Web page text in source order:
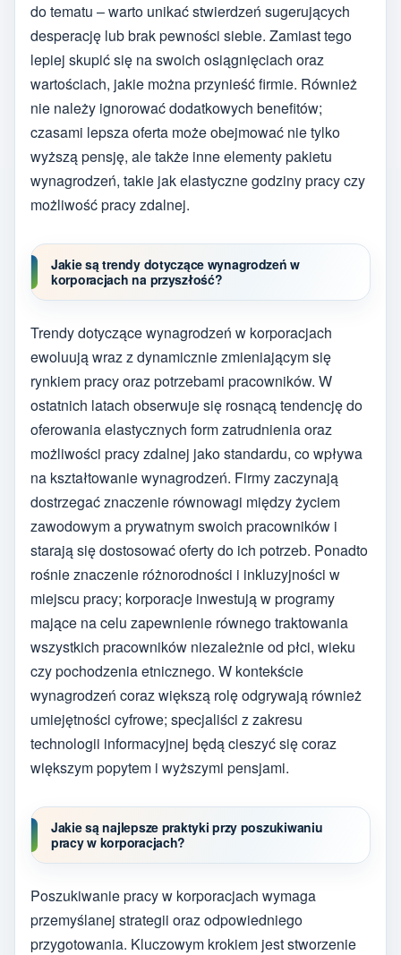
do tematu – warto unikać stwierdzeń sugerujących
desperację lub brak pewności siebie. Zamiast tego
lepiej skupić się na swoich osiągnięciach oraz
wartościach, jakie można przynieść firmie. Również
nie należy ignorować dodatkowych benefitów;
czasami lepsza oferta może obejmować nie tylko
wyższą pensję, ale także inne elementy pakietu
wynagrodzeń, takie jak elastyczne godziny pracy czy
możliwość pracy zdalnej.
Jakie są trendy dotyczące wynagrodzeń w
korporacjach na przyszłość?
Trendy dotyczące wynagrodzeń w korporacjach
ewoluują wraz z dynamicznie zmieniającym się
rynkiem pracy oraz potrzebami pracowników. W
ostatnich latach obserwuje się rosnącą tendencję do
oferowania elastycznych form zatrudnienia oraz
możliwości pracy zdalnej jako standardu, co wpływa
na kształtowanie wynagrodzeń. Firmy zaczynają
dostrzegać znaczenie równowagi między życiem
zawodowym a prywatnym swoich pracowników i
starają się dostosować oferty do ich potrzeb. Ponadto
rośnie znaczenie różnorodności i inkluzyjności w
miejscu pracy; korporacje inwestują w programy
mające na celu zapewnienie równego traktowania
wszystkich pracowników niezależnie od płci, wieku
czy pochodzenia etnicznego. W kontekście
wynagrodzeń coraz większą rolę odgrywają również
umiejętności cyfrowe; specjaliści z zakresu
technologii informacyjnej będą cieszyć się coraz
większym popytem i wyższymi pensjami.
Jakie są najlepsze praktyki przy poszukiwaniu
pracy w korporacjach?
Poszukiwanie pracy w korporacjach wymaga
przemyślanej strategii oraz odpowiedniego
przygotowania. Kluczowym krokiem jest stworzenie